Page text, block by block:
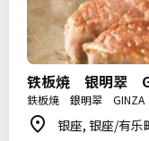
铁板焼 银明翠
鉄板焼 銀明翠 GINZA
银座, 银座/有乐